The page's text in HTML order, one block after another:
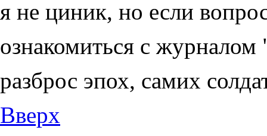
я не циник, но если
ознакомиться с
разброс эпох, самих
Вверх